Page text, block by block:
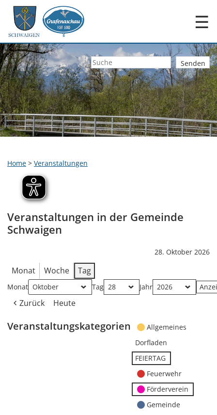
☰
Home > Veranstaltungen
Veranstaltungen in der Gemeinde
Schwaigen
28. Oktober 2026
Monat Woche Tag
Monat Tag Jahr
Zurück Heute
Veranstaltungskategorien
Allgemeines
Dorfladen
FEIERTAG
Feuerwehr
Förderverein
Gemeinde